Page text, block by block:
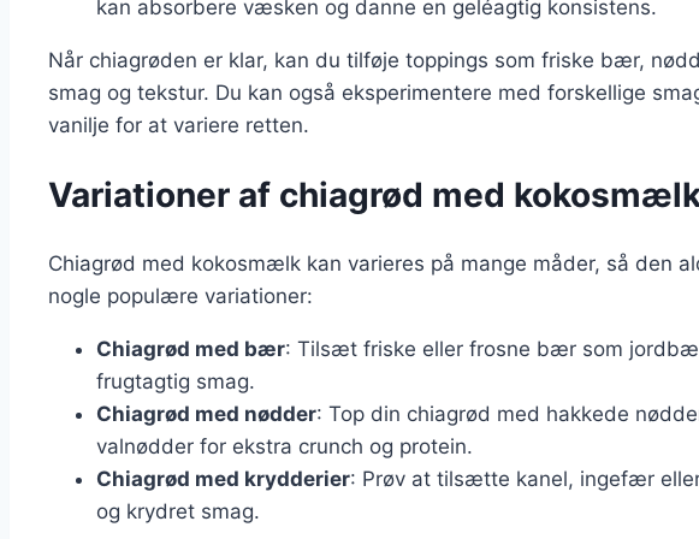
kan absorbere væsken og danne en geléagtig konsistens.
Når chiagrøden er klar, kan du tilføje toppings som friske bær,
smag og tekstur. Du kan også eksperimentere med forskellige
vanilje for at variere retten.
Variationer af chiagrød med
Chiagrød med kokosmælk kan varieres på mange måder, så den
nogle populære variationer:
Chiagrød med bær: Tilsæt friske eller frosne bær som
frugtagtig smag.
Chiagrød med nødder: Top din chiagrød med hakkede
valnødder for ekstra crunch og protein.
Chiagrød med krydderier: Prøv at tilsætte kanel, ingefær
og krydret smag.